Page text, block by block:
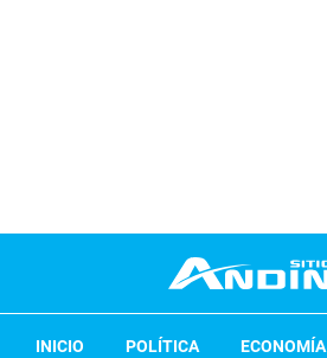
INICIO POLÍTICA ECONOMÍA